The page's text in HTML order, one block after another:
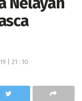
| 21 : 10